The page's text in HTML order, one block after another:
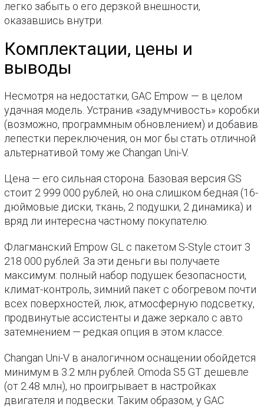
легко забыть о его дерзкой внешности,
оказавшись внутри.
Комплектации, цены и
выводы
Несмотря на недостатки, GAC Empow — в целом
удачная модель. Устранив «задумчивость» коробки
(возможно, программным обновлением) и добавив
лепестки переключения, он мог бы стать отличной
альтернативой тому же Changan Uni-V.
Цена — его сильная сторона. Базовая версия GS
стоит 2 999 000 рублей, но она слишком бедная (16-
дюймовые диски, ткань, 2 подушки, 2 динамика) и
вряд ли интересна частному покупателю.
Флагманский Empow GL с пакетом S-Style стоит 3
218 000 рублей. За эти деньги вы получаете
максимум: полный набор подушек безопасности,
климат-контроль, зимний пакет с обогревом почти
всех поверхностей, люк, атмосферную подсветку,
продвинутые ассистенты и даже зеркало с авто
затемнением — редкая опция в этом классе.
Changan Uni-V в аналогичном оснащении обойдется
минимум в 3.2 млн рублей. Omoda S5 GT дешевле
(от 2.48 млн), но проигрывает в настройках
двигателя и подвески. Таким образом, у GAC